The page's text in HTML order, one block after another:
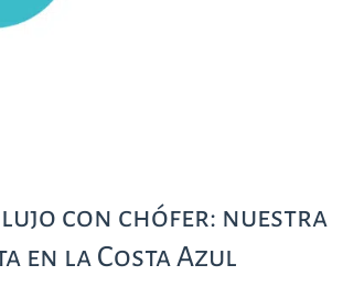
lujo con chófer: nuestra
en la Costa Azul